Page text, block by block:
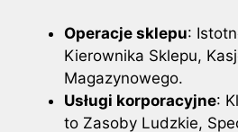
Operacje sklepu:
Kierownika Sklepu,
Magazynowego.
Usługi korporacyjne:
to Zasoby Ludzkie,